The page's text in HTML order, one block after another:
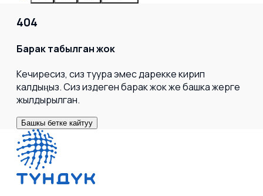
404
Барак табылган жок
Кечиресиз, сиз туура эмес дарекке кирип
калдыңыз. Сиз издеген барак жок же башка жерге
жылдырылган.
Башкы бетке кайтуу